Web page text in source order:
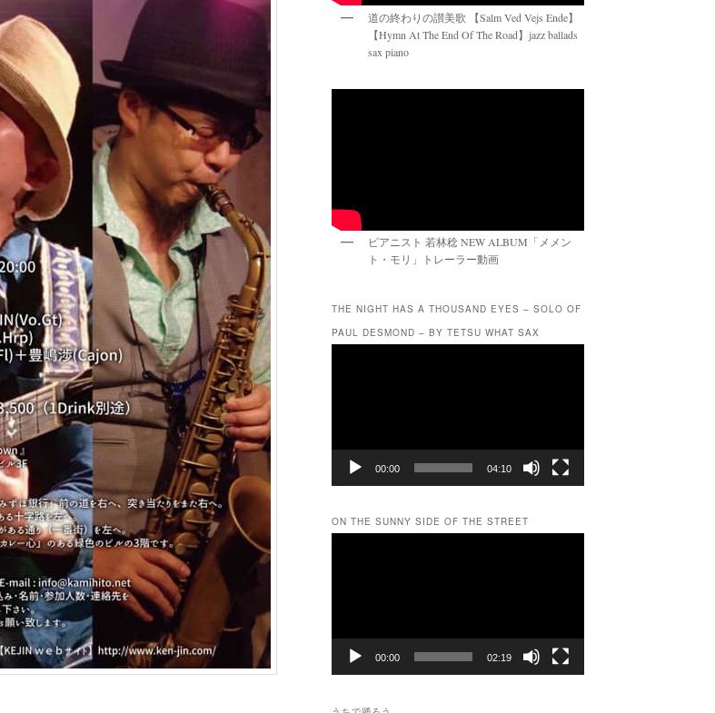
道の終わりの讃美歌 【Salm Ved Vejs Ende】
【Hymn At The End Of The Road】jazz ballads
sax piano
ピアニスト 若林稔 NEW ALBUM「メメン
ト・モリ」トレーラー動画
THE NIGHT HAS A THOUSAND EYES – SOLO OF
PAUL DESMOND – BY TETSU WHAT SAX
00:00 04:10
ON THE SUNNY SIDE OF THE STREET
00:00 02:19